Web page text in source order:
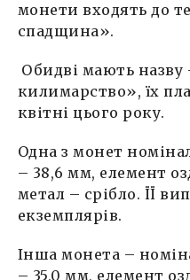
монети входять до
спадщина».
Обидві мають назву
килимарство», їх
квітні цього року.
Одна з монет
– 38,6 мм, елемент
метал – срібло. ЇЇ
екземплярів.
Інша монета –
– 35,0 мм, елемент